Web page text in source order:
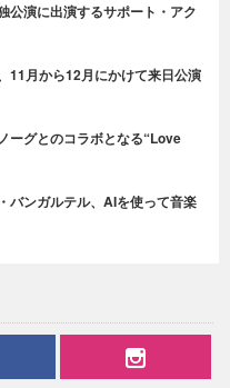
公演に出演するサポート・アク
11月から12月にかけて来日公演
ーグとのコラボとなる“Love
バンガルテル、AIを使って音楽